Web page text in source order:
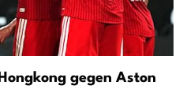
gegen Aston